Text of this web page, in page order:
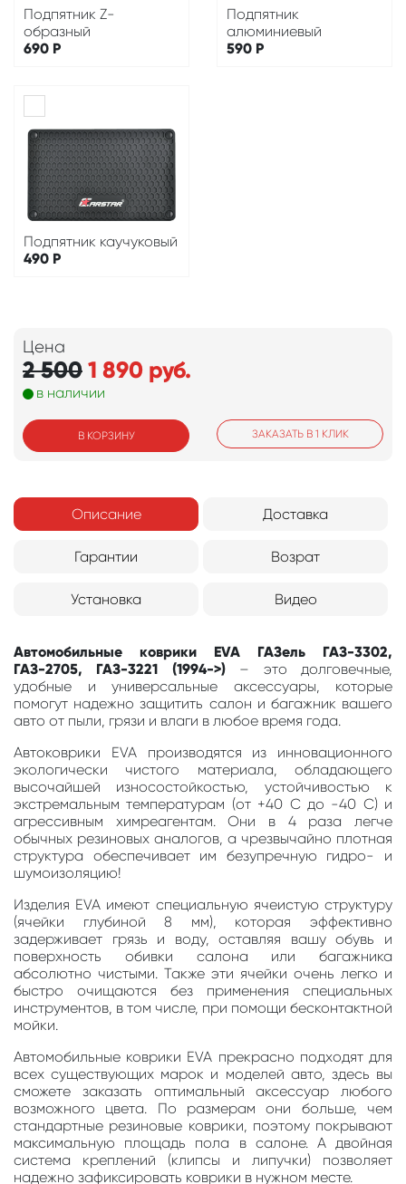
Подпятник Z-
образный
690 Р
Подпятник
алюминиевый
590 Р
Подпятник каучуковый
490 Р
Цена
2 5001 890 руб.
в наличии
В КОРЗИНУ ЗАКАЗАТЬ В 1 КЛИК
Описание Доставка
Гарантии Возрат
Установка Видео
Автомобильные коврики EVA ГАЗель ГАЗ-3302,
ГАЗ-2705, ГАЗ-3221 (1994->) – это долговечные,
удобные и универсальные аксессуары, которые
помогут надежно защитить салон и багажник вашего
авто от пыли, грязи и влаги в любое время года.
Автоковрики EVA производятся из инновационного
экологически чистого материала, обладающего
высочайшей износостойкостью, устойчивостью к
экстремальным температурам (от +40 С до -40 С) и
агрессивным химреагентам. Они в 4 раза легче
обычных резиновых аналогов, а чрезвычайно плотная
структура обеспечивает им безупречную гидро- и
шумоизоляцию!
Изделия EVA имеют специальную ячеистую структуру
(ячейки глубиной 8 мм), которая эффективно
задерживает грязь и воду, оставляя вашу обувь и
поверхность обивки салона или багажника
абсолютно чистыми. Также эти ячейки очень легко и
быстро очищаются без применения специальных
инструментов, в том числе, при помощи бесконтактной
мойки.
Автомобильные коврики EVA прекрасно подходят для
всех существующих марок и моделей авто, здесь вы
сможете заказать оптимальный аксессуар любого
возможного цвета. По размерам они больше, чем
стандартные резиновые коврики, поэтому покрывают
максимальную площадь пола в салоне. А двойная
система креплений (клипсы и липучки) позволяет
надежно зафиксировать коврики в нужном месте.